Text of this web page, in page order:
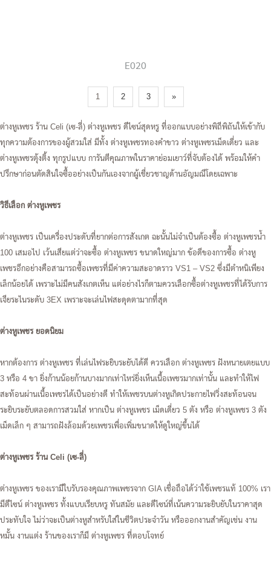
E020
1 2 3 »
ต่างหูเพชร ร้าน Celi (เซ-ลี่) ต่างหูเพชร ดีไซน์สุดหรู ที่ออกแบบอย่างพิถีพิถันให้เข้ากับ
ทุกความต้องการของผู้สวมใส่ มีทั้ง ต่างหูเพชรทองคำขาว ต่างหูเพชรเม็ดเดี่ยว และ
ต่างหูเพชรตุ้งติ้ง ทุกรูปแบบ การันตีคุณภาพในราคาย่อมเยาว์ที่จับต้องได้ พร้อมให้คำ
ปรึกษาก่อนตัดสินใจซื้ออย่างเป็นกันเองจากผู้เชี่ยวชาญด้านอัญมณีโดยเฉพาะ
วิธีเลือก ต่างหูเพชร
ต่างหูเพชร เป็นเครื่องประดับที่ยากต่อการสังเกต ฉะนั้นไม่จำเป็นต้องซื้อ ต่างหูเพชรน้ำ
100 เสมอไป เว้นเสียแต่ว่าจะซื้อ ต่างหูเพชร ขนาดใหญ่มาก ข้อดีของการซื้อ ต่างหู
เพชรอีกอย่างคือสามารถซื้อเพชรที่มีค่าความสะอาดราว VS1 – VS2 ซึ่งมีตำหนิเพียง
เล็กน้อยได้ เพราะไม่มีคนสังเกตเห็น แต่อย่างไรก็ตามควรเลือกซื้อต่างหูเพชรที่ได้รับการ
เจียระไนระดับ 3EX เพราะจะเล่นไฟสะดุดตามากที่สุด
ต่างหูเพชร ยอดนิยม
หากต้องการ ต่างหูเพชร ที่เล่นไฟระยิบระยับได้ดี ควรเลือก ต่างหูเพชร ฝังหนายเตยแบบ
3 หรือ 4 ขา ยิ่งก้านน้อยก้านบางมากเท่าไหร่ยิ่งเห็นเนื้อเพชรมากเท่านั้น และทำให้ไฟ
สะท้อนผ่านเนื้อเพชรได้เป็นอย่างดี ทำให้เพชรบนต่างหูเกิดประกายไฟวิ่งสะท้อนจน
ระยิบระยับตลอดการสวมใส่ หากเป็น ต่างหูเพชร เม็ดเดี่ยว 5 ตัง หรือ ต่างหูเพชร 3 ตัง
เม็ดเล็ก ๆ สามารถฝังล้อมด้วยเพชรเพื่อเพิ่มขนาดให้ดูใหญ่ขึ้นได้
ต่างหูเพชร ร้าน Celi (เซ-ลี่)
ต่างหูเพชร ของเรามีใบรับรองคุณภาพเพชรจาก GIA เชื่อถือได้ว่าใช้เพชรแท้ 100% เรา
มีดีไซน์ ต่างหูเพชร ทั้งแบบเรียบหรู ทันสมัย และดีไซน์ที่เน้นความระยิบยับในราคาสุด
ประทับใจ ไม่ว่าจะเป็นต่างหูสำหรับใส่ในชีวิตประจำวัน หรือออกงานสำคัญเช่น งาน
หมั้น งานแต่ง ร้านของเราก็มี ต่างหูเพชร ที่ตอบโจทย์